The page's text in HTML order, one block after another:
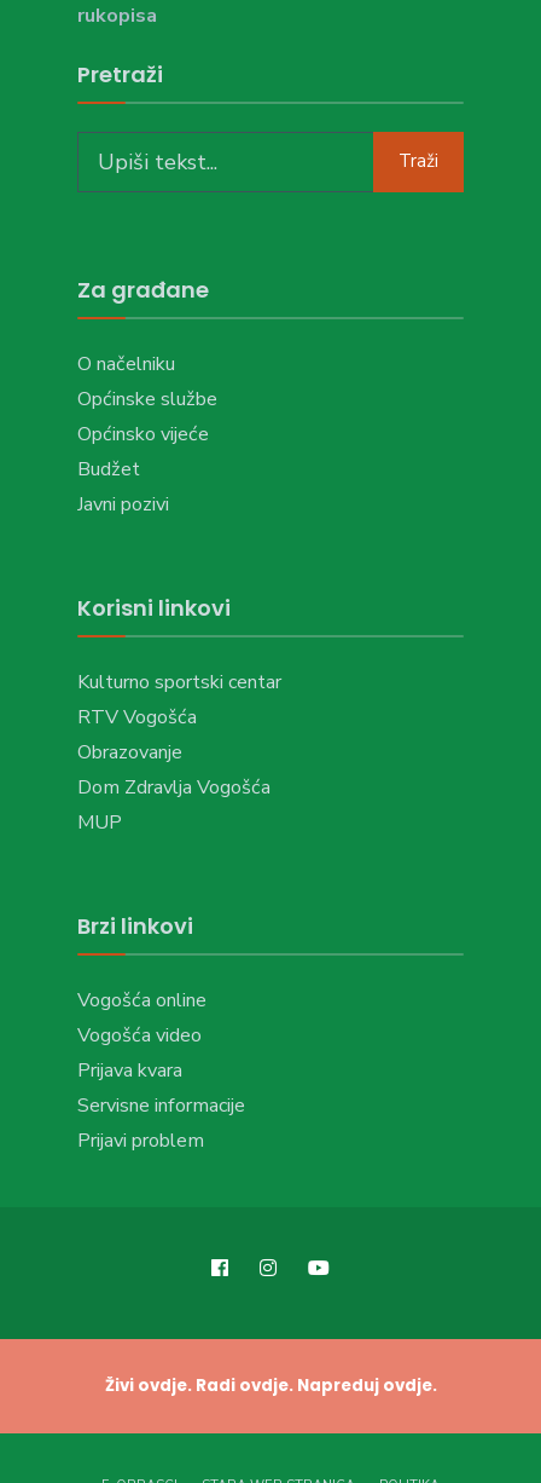
rukopisa
Pretraži
for:
Traži
Za građane
O načelniku
Općinske službe
Općinsko vijeće
Budžet
Javni pozivi
Korisni linkovi
Kulturno sportski centar
RTV Vogošća
Obrazovanje
Dom Zdravlja Vogošća
MUP
Brzi linkovi
Vogošća online
Vogošća video
Prijava kvara
Servisne informacije
Prijavi problem
Živi ovdje. Radi ovdje. Napreduj ovdje.